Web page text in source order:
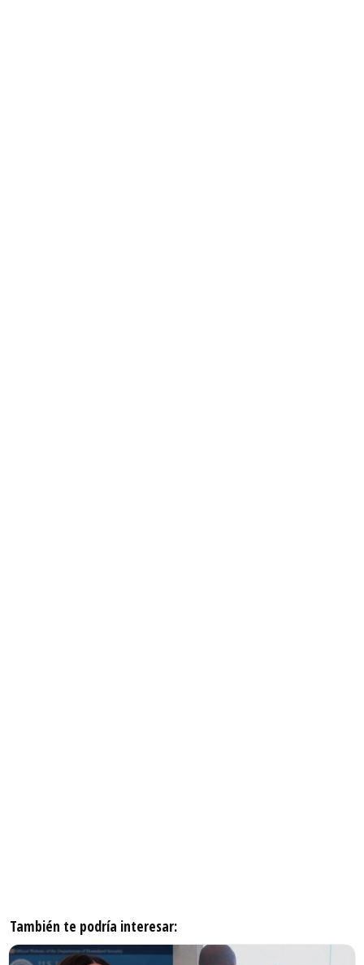
También te podría interesar: